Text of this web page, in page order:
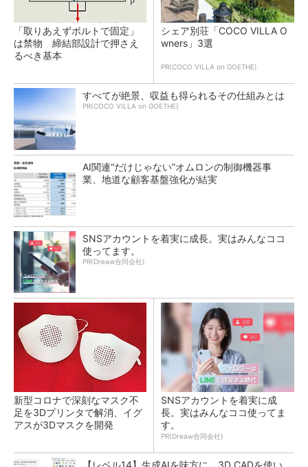
「取りあえずボルトで固定」
は禁物 締結部設計で押さえ
るべき基本
シェア別荘「COCO VILLA O
wners」3選
PR(COCO VILLA on GOETHE)
すべてが絶景、収益も得られるその仕組みとは
PR(COCO VILLA on GOETHE)
AI関連“だけじゃない”オムロンの制御機器事
業、地道な顧客基盤強化が結実
SNSアカウントを着実に成長。実はみんなココ
使ってます。
PR(Dreaw合同会社)
新型コロナで深刻なマスク不
足を3Dプリンタで解消、イグ
アスが3Dマスクを開発
SNSアカウントを着実に成
長。実はみんなココ使ってま
す。
PR(Dreaw合同会社)
【レベル14】生成AIを味方に、3D CADを使い